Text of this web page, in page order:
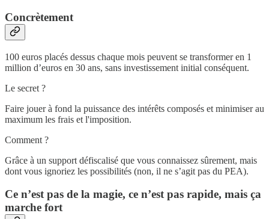
Concrètement
100 euros placés dessus chaque mois peuvent se transformer en 1
million d’euros en 30 ans, sans investissement initial conséquent.
Le secret ?
Faire jouer à fond la puissance des intérêts composés et minimiser au
maximum les frais et l'imposition.
Comment ?
Grâce à un support défiscalisé que vous connaissez sûrement, mais
dont vous ignoriez les possibilités (non, il ne s’agit pas du PEA).
Ce n’est pas de la magie, ce n’est pas rapide, mais ça
marche fort